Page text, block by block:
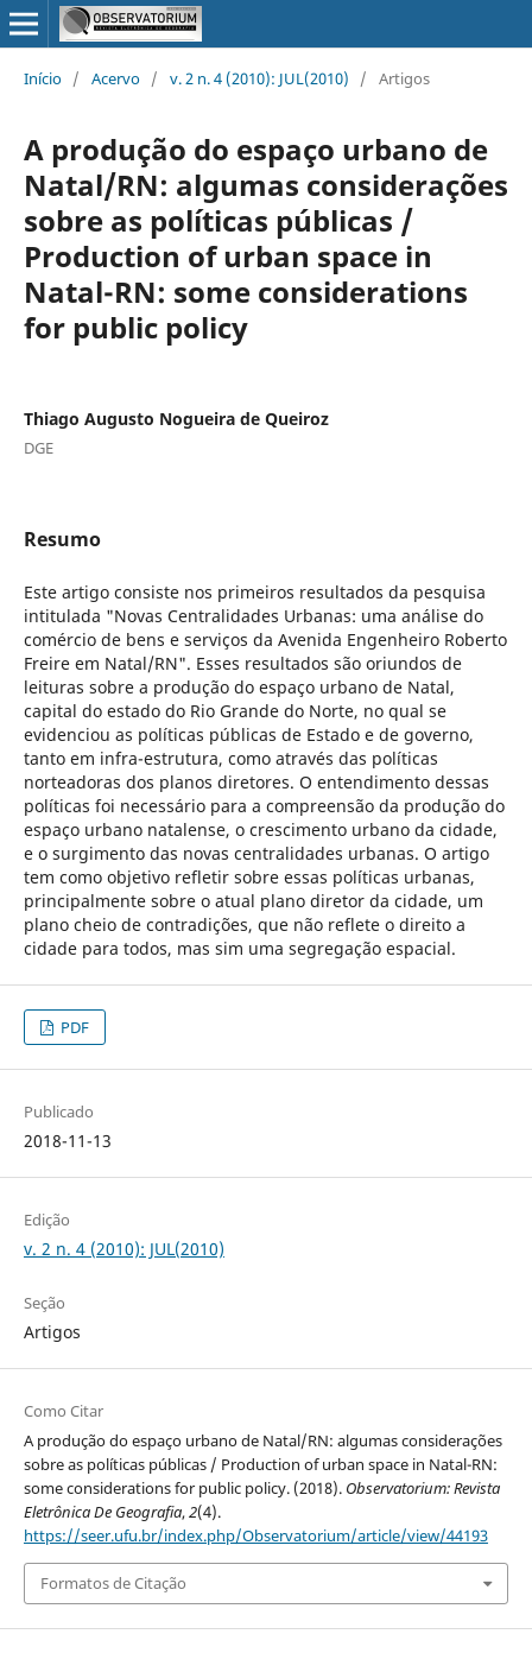
Início / Acervo / v. 2 n. 4 (2010): JUL(2010) / Artigos
A produção do espaço urbano de
Natal/RN: algumas considerações
sobre as políticas públicas /
Production of urban space in
Natal-RN: some considerations
for public policy
Thiago Augusto Nogueira de Queiroz
DGE
Resumo
Este artigo consiste nos primeiros resultados da pesquisa
intitulada "Novas Centralidades Urbanas: uma análise do
comércio de bens e serviços da Avenida Engenheiro Roberto
Freire em Natal/RN". Esses resultados são oriundos de
leituras sobre a produção do espaço urbano de Natal,
capital do estado do Rio Grande do Norte, no qual se
evidenciou as políticas públicas de Estado e de governo,
tanto em infra-estrutura, como através das políticas
norteadoras dos planos diretores. O entendimento dessas
políticas foi necessário para a compreensão da produção do
espaço urbano natalense, o crescimento urbano da cidade,
e o surgimento das novas centralidades urbanas. O artigo
tem como objetivo refletir sobre essas políticas urbanas,
principalmente sobre o atual plano diretor da cidade, um
plano cheio de contradições, que não reflete o direito a
cidade para todos, mas sim uma segregação espacial.
PDF
Publicado
2018-11-13
Edição
v. 2 n. 4 (2010): JUL(2010)
Seção
Artigos
Como Citar
A produção do espaço urbano de Natal/RN: algumas considerações
sobre as políticas públicas / Production of urban space in Natal-RN:
some considerations for public policy. (2018). Observatorium: Revista
Eletrônica De Geografia,2(4).
https://seer.ufu.br/index.php/Observatorium/article/view/44193
Formatos de Citação